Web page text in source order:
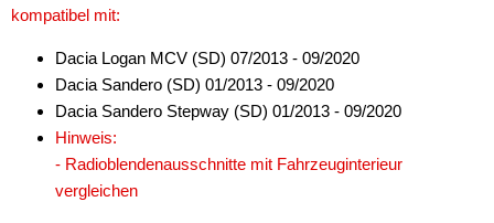
kompatibel mit:
Dacia Logan MCV (SD) 07/2013 - 09/2020
Dacia Sandero (SD) 01/2013 - 09/2020
Dacia Sandero Stepway (SD) 01/2013 - 09/2020
Hinweis:
- Radioblendenausschnitte mit Fahrzeuginterieur
vergleichen